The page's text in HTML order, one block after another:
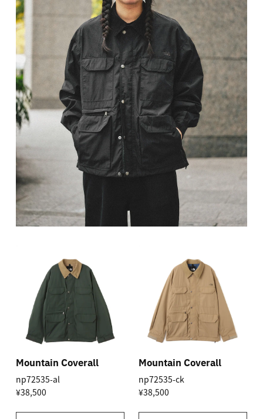
Mountain Coverall
np72535-al
¥38,500
Mountain Coverall
np72535-ck
¥38,500